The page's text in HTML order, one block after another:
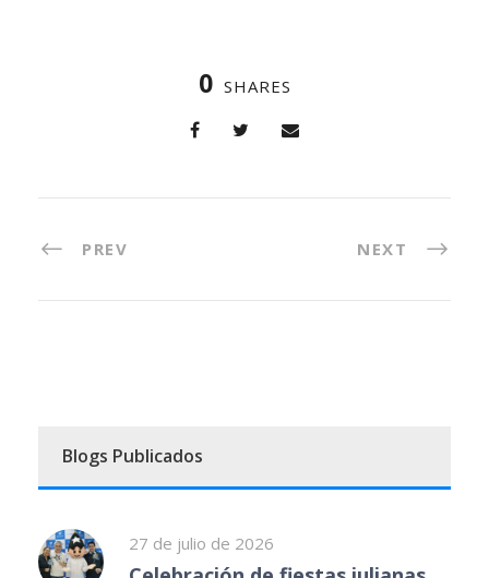
0 SHARES
PREV NEXT
Blogs Publicados
27 de julio de 2026